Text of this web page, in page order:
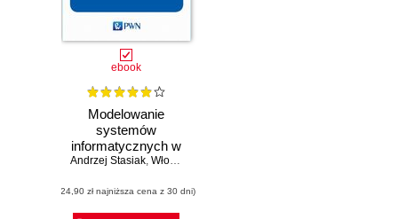
ebook
Modelowanie
systemów
informatycznych w
języku UML 2.1
Andrzej Stasiak, Włodzimierz Dąbrowski
(24,90 zł najniższa cena z 30 dni)